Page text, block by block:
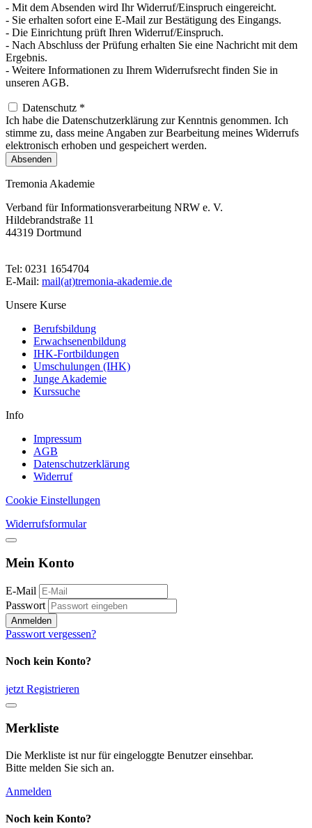
- Mit dem Absenden wird Ihr Widerruf/Einspruch eingereicht.
- Sie erhalten sofort eine E-Mail zur Bestätigung des Eingangs.
- Die Einrichtung prüft Ihren Widerruf/Einspruch.
- Nach Abschluss der Prüfung erhalten Sie eine Nachricht mit dem
Ergebnis.
- Weitere Informationen zu Ihrem Widerrufsrecht finden Sie in
unseren AGB.
Datenschutz *
Ich habe die Datenschutzerklärung zur Kenntnis genommen. Ich
stimme zu, dass meine Angaben zur Bearbeitung meines Widerrufs
elektronisch erhoben und gespeichert werden.
Absenden
Tremonia Akademie
Verband für Informationsverarbeitung NRW e. V.
Hildebrandstraße 11
44319 Dortmund
Tel: 0231 1654704
E-Mail: mail(at)tremonia-akademie.de
Unsere Kurse
Berufsbildung
Erwachsenenbildung
IHK-Fortbildungen
Umschulungen (IHK)
Junge Akademie
Kurssuche
Info
Impressum
AGB
Datenschutzerklärung
Widerruf
Cookie Einstellungen
Widerrufsformular
Mein Konto
E-Mail
Passwort
Anmelden
Passwort vergessen?
Noch kein Konto?
jetzt Registrieren
Merkliste
Die Merkliste ist nur für eingeloggte Benutzer einsehbar.
Bitte melden Sie sich an.
Anmelden
Noch kein Konto?